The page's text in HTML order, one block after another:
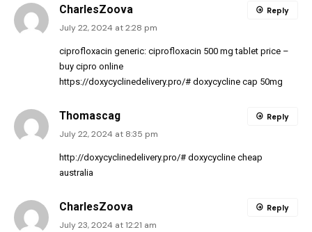
CharlesZoova
July 22, 2024 at 2:28 pm
ciprofloxacin generic: ciprofloxacin 500 mg tablet price –
buy cipro online
https://doxycyclinedelivery.pro/# doxycycline cap 50mg
Reply
Thomascag
July 22, 2024 at 8:35 pm
http://doxycyclinedelivery.pro/# doxycycline cheap
australia
Reply
CharlesZoova
July 23, 2024 at 12:21 am
Reply